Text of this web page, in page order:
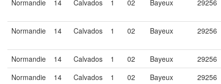
Normandie 14 Calvados 1 02 Bayeux 29256
Normandie 14 Calvados 1 02 Bayeux 29256
Normandie 14 Calvados 1 02 Bayeux
29256
Normandie
14 Calvados 1 02 Bayeux
29256